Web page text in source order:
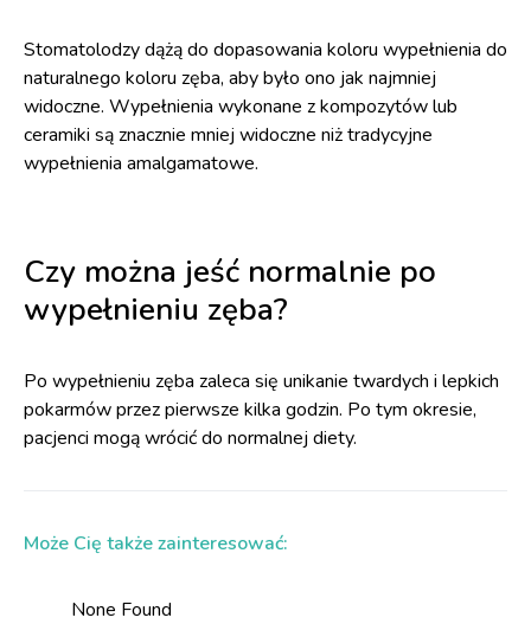
Stomatolodzy dążą do dopasowania koloru wypełnienia do
naturalnego koloru zęba, aby było ono jak najmniej
widoczne. Wypełnienia wykonane z kompozytów lub
ceramiki są znacznie mniej widoczne niż tradycyjne
wypełnienia amalgamatowe.
Czy można jeść normalnie po
wypełnieniu zęba?
Po wypełnieniu zęba zaleca się unikanie twardych i lepkich
pokarmów przez pierwsze kilka godzin. Po tym okresie,
pacjenci mogą wrócić do normalnej diety.
Może Cię także zainteresować:
None Found